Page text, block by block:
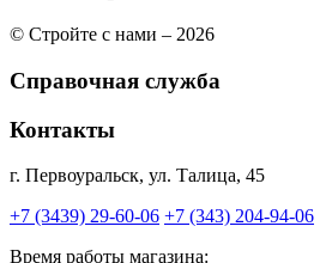
© Стройте с нами – 2026
Справочная служба
Контакты
г. Первоуральск, ул. Талица, 45
+7 (3439) 29-60-06 +7 (343) 204-94-06
Время работы магазина: